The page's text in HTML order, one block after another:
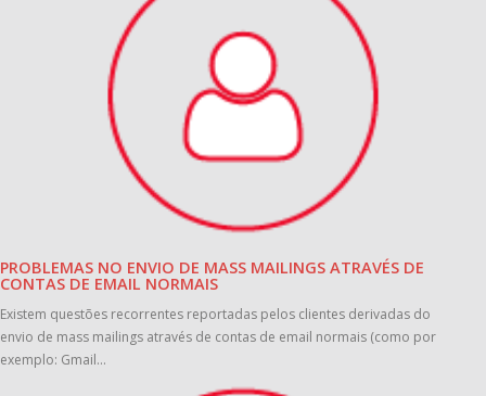
PROBLEMAS NO ENVIO DE MASS MAILINGS ATRAVÉS DE
CONTAS DE EMAIL NORMAIS
Existem questões recorrentes reportadas pelos clientes derivadas do
envio de mass mailings através de contas de email normais (como por
exemplo: Gmail...